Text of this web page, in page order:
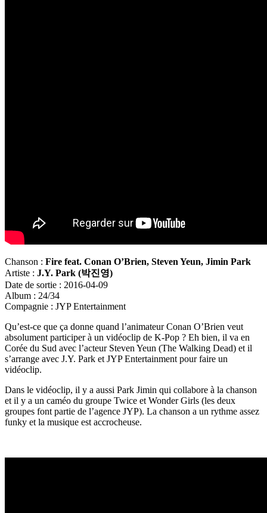
Chanson : Fire feat. Conan O’Brien, Steven Yeun, Jimin Park
Artiste : J.Y. Park (박진영)
Date de sortie : 2016-04-09
Album : 24/34
Compagnie : JYP Entertainment
Qu’est-ce que ça donne quand l’animateur Conan O’Brien veut
absolument participer à un vidéoclip de K-Pop ? Eh bien, il va en
Corée du Sud avec l’acteur Steven Yeun (The Walking Dead) et il
s’arrange avec J.Y. Park et JYP Entertainment pour faire un
vidéoclip.
Dans le vidéoclip, il y a aussi Park Jimin qui collabore à la chanson
et il y a un caméo du groupe Twice et Wonder Girls (les deux
groupes font partie de l’agence JYP). La chanson a un rythme assez
funky et la musique est accrocheuse.